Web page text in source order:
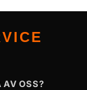
AV OSS?